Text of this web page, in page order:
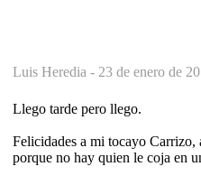
Luis Heredia - 23 de enero de
Llego tarde pero llego.
Felicidades a mi tocayo Carrizo,
porque no hay quien le coja en